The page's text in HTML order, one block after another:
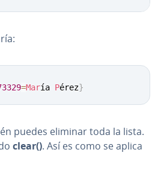
=María Pérez}
puedes eliminar toda la lista.
clear(). Así es como se aplica